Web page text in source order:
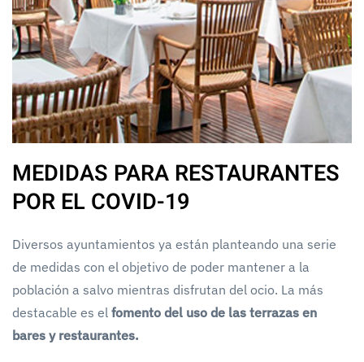
MEDIDAS PARA RESTAURANTES
POR EL COVID-19
Diversos ayuntamientos ya están planteando una serie
de medidas con el objetivo de poder mantener a la
población a salvo mientras disfrutan del ocio. La más
destacable es el fomento del uso de las terrazas en
bares y restaurantes.